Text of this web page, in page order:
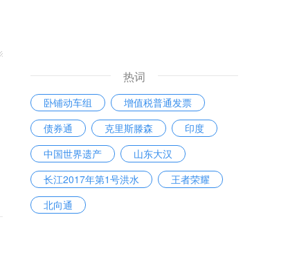
热词
卧铺动车组
增值税普通发票
债券通
克里斯滕森
印度
中国世界遗产
山东大汉
长江2017年第1号洪水
王者荣耀
北向通